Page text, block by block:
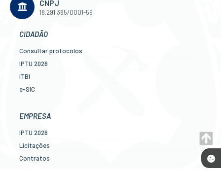
CNPJ
18.291.385/0001-59
CIDADÃO
Consultar protocolos
IPTU 2026
ITBI
e-SIC
Legislação
EMPRESA
IPTU 2026
Licitações
Contratos